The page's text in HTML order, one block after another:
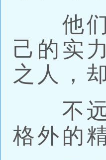
他们
己的实
之人，
不远
格外的